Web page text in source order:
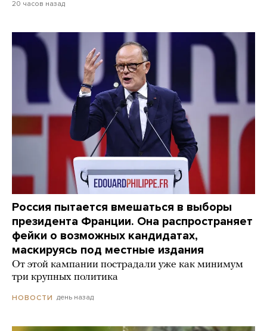
20 часов назад
Россия пытается вмешаться в выборы
президента Франции. Она распространяет
фейки о возможных кандидатах,
маскируясь под местные издания
От этой кампании пострадали уже как минимум
три крупных политика
НОВОСТИ день назад